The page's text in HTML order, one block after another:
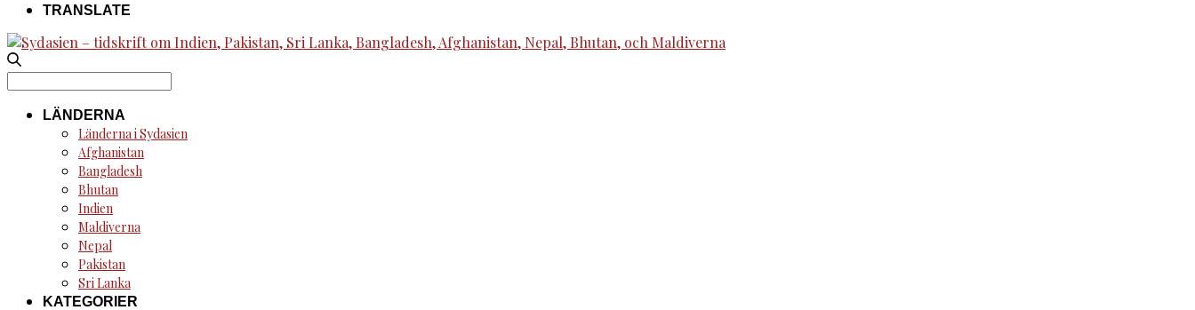
TRANSLATE
Search
LÄNDERNA
Länderna i Sydasien
Afghanistan
Bangladesh
Bhutan
Indien
Maldiverna
Nepal
Pakistan
Sri Lanka
KATEGORIER